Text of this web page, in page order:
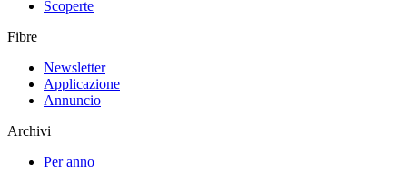
Scoperte
Fibre
Newsletter
Applicazione
Annuncio
Archivi
Per anno